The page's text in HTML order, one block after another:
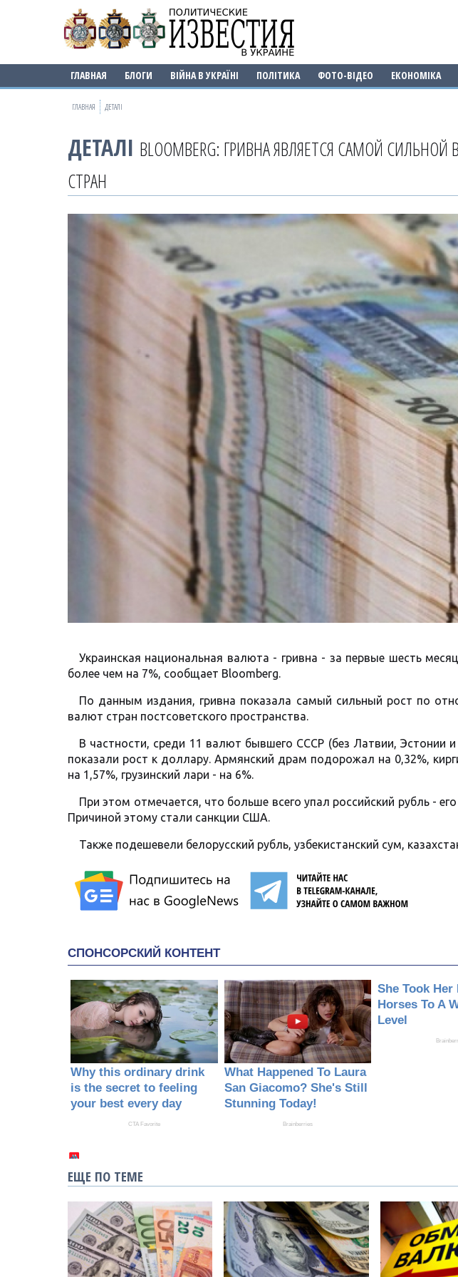
ГЛАВНАЯ БЛОГИ ВІЙНА В УКРАЇНІ ПОЛІТИКА ФОТО-ВІДЕО ЕКОНОМІКА
ГЛАВНАЯ ДЕТАЛІ
ДЕТАЛІ BLOOMBERG: ГРИВНА ЯВЛЯЕТСЯ САМОЙ
СТРАН
Украинская национальная валюта - гривна - за первые шесть
более чем на 7%, сообщает Bloomberg.
По данным издания, гривна показала самый сильный рост по
валют стран постсоветского пространства.
В частности, среди 11 валют бывшего СССР (без Латвии, Эстонии
показали рост к доллару. Армянский драм подорожал на 0,32%,
на 1,57%, грузинский лари - на 6%.
При этом отмечается, что больше всего упал российский рубль -
Причиной этому стали санкции США.
Также подешевели белорусский рубль, узбекистанский сум,
ЕЩЕ ПО ТЕМЕ